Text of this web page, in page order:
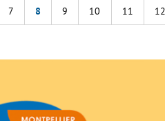
7 8 9 10 11 12